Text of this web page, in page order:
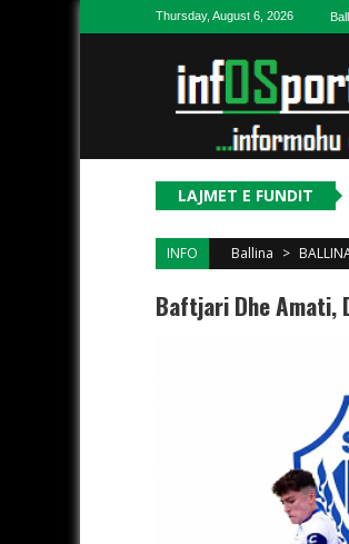
Skip to contentThursday, August 6, 2026
LAJMET E FUNDIT
INFO Ballina >
Baftjari Dhe Amati,